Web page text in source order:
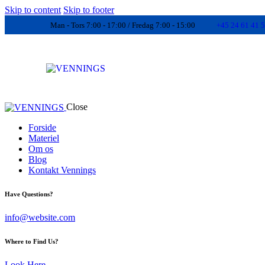
Skip to content Skip to footer
Man - Tors 7:00 - 17:00 / Fredag 7:00 - 15:00 +45 24 61 41
Close
Forside
Materiel
Om os
Blog
Kontakt Vennings
Have Questions?
info@website.com
Where to Find Us?